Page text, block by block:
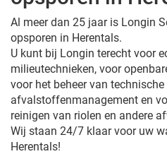
Al meer dan 25 jaar is Longin
opsporen in Herentals.
U kunt bij Longin terecht voor
milieutechnieken, voor
voor het beheer van
afvalstoffenmanagement en
reinigen van riolen en andere
Wij staan 24/7 klaar voor uw
Herentals!